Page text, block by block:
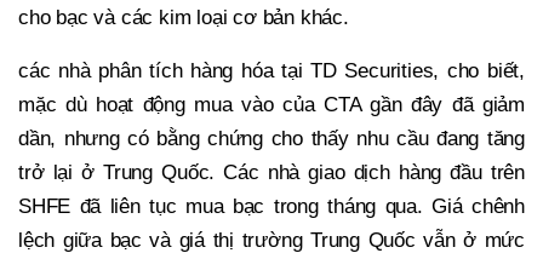
cho bạc và các kim loại cơ bản khác.
các nhà phân tích hàng hóa tại TD Securities, cho biết,
mặc dù hoạt động mua vào của CTA gần đây đã giảm
dần, nhưng có bằng chứng cho thấy nhu cầu đang tăng
trở lại ở Trung Quốc. Các nhà giao dịch hàng đầu trên
SHFE đã liên tục mua bạc trong tháng qua. Giá chênh
lệch giữa bạc và giá thị trường Trung Quốc vẫn ở mức